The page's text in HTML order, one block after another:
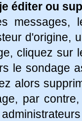
éditer ou
messages,
d'origine,
cliquez sur
le sondage
alors
par